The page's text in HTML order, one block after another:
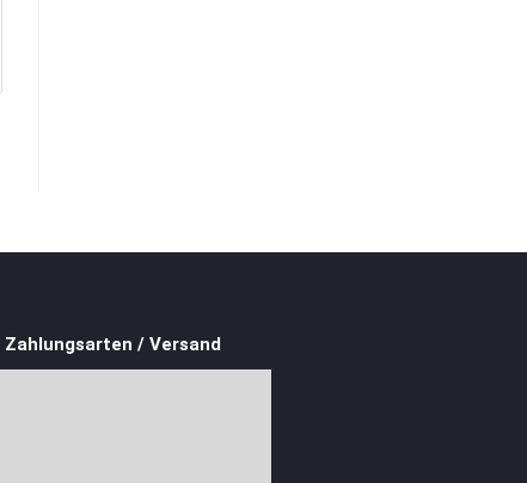
Zahlungsarten / Versand